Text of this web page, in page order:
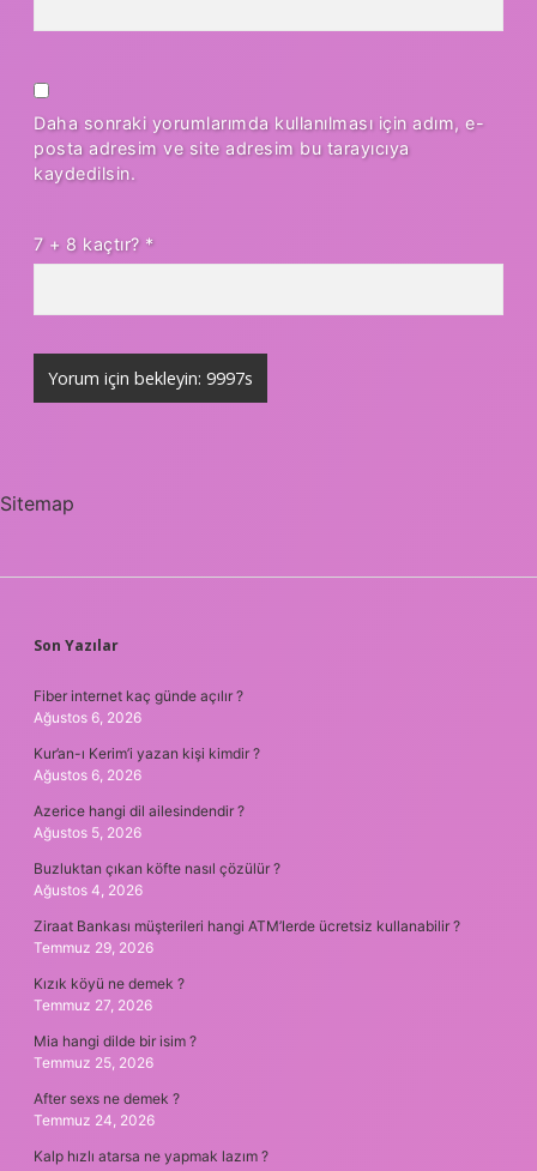
Daha sonraki yorumlarımda kullanılması için adım, e-
posta adresim ve site adresim bu tarayıcıya
kaydedilsin.
7 + 8 kaçtır? *
Sitemap
SIDEBAR
Son Yazılar
Fiber internet kaç günde açılır ?
Ağustos 6, 2026
Kur’an-ı Kerim’i yazan kişi kimdir ?
Ağustos 6, 2026
Azerice hangi dil ailesindendir ?
Ağustos 5, 2026
Buzluktan çıkan köfte nasıl çözülür ?
Ağustos 4, 2026
Ziraat Bankası müşterileri hangi ATM’lerde ücretsiz kullanabilir ?
Temmuz 29, 2026
Kızık köyü ne demek ?
Temmuz 27, 2026
Mia hangi dilde bir isim ?
Temmuz 25, 2026
After sexs ne demek ?
Temmuz 24, 2026
Kalp hızlı atarsa ne yapmak lazım ?